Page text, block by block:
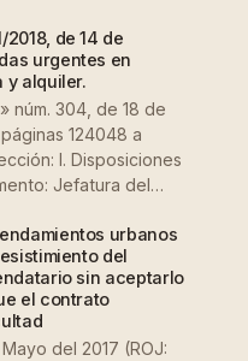
de 14 de
urgentes en
y alquiler.
núm. 304, de 18 de
124048 a
I. Disposiciones
Jefatura del…
urbanos
del
sin aceptarlo
el contrato
del 2017 (ROJ: